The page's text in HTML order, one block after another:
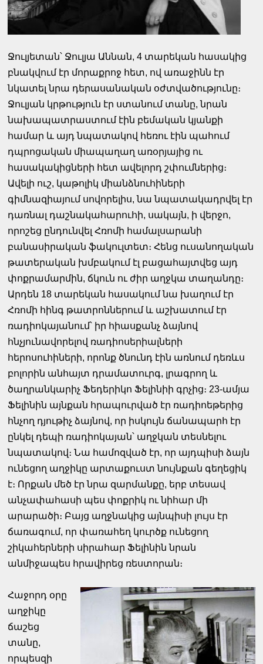
Ջուլյետան՝ Ջուլյա Աննան, 4 տարեկան հասակից
բնակվում էր մորաքրոջ հետ, ով առաջինն էր
նկատել նրա դերասանական օժտվածությունը։
Ջուլյան կրթություն էր ստանում տանը, նրան
նախապատրաստում էին բեմական կյանքի
համար և այդ նպատակով հեռու էին պահում
դպրոցական միապաղաղ առօրյայից ու
հասակակիցների հետ ավելորդ շփումներից։
Ավելի ուշ, կաթոլիկ միանձնուհիների
գիմնազիայում սովորելիս, նա նպատակադրվել էր
դառնալ դաշնակահարուհի, սակայն, ի վերջո,
որոշեց ընդունվել Հռոմի համալսարանի
բանասիրական ֆակուլտետ։ Հենց ուսանողական
թատերական խմբակում էլ բացահայտվեց այդ
փոքրամարմին, ճկուն ու ժիր աղջկա տաղանդը։
Արդեն 18 տարեկան հասակում նա խաղում էր
Հռոմի հինգ թատրոններում և աշխատում էր
ռադիոկայանում՝ իր հիասքանչ ձայնով
հնչյունավորելով ռադիոսերիալների
հերոսուհիների, որոնք ծնունդ էին առնում դեռևս
բոլորին անհայտ դրամատուրգ, լրագրող և
ծաղրանկարիչ Ֆեդերիկո Ֆելինիի գրչից։ 23-ամյա
Ֆելինին այնքան հրապուրված էր ռադիոեթերից
հնչող դյութիչ ձայնով, որ իսկույն ճանապարհ էր
ընկել դեպի ռադիոկայան՝ աղջկան տեսնելու
նպատակով։ Նա համոզված էր, որ այդպիսի ձայն
ունեցող աղջիկը արտաքուստ նույնքան գեղեցիկ
է։ Որքան մեծ էր նրա զարմանքը, երբ տեսավ
անչափահասի պես փոքրիկ ու նիհար մի
արարածի։ Բայց աղջնակից այնպիսի լույս էր
ճառագում, որ փառահեղ կուրծք ունեցող
շիկահերների սիրահար Ֆելինին նրան
անմիջապես հրավիրեց ռեստորան։
Հաջորդ օրը
աղջիկը
ճաշեց
տանը,
որպեսզի